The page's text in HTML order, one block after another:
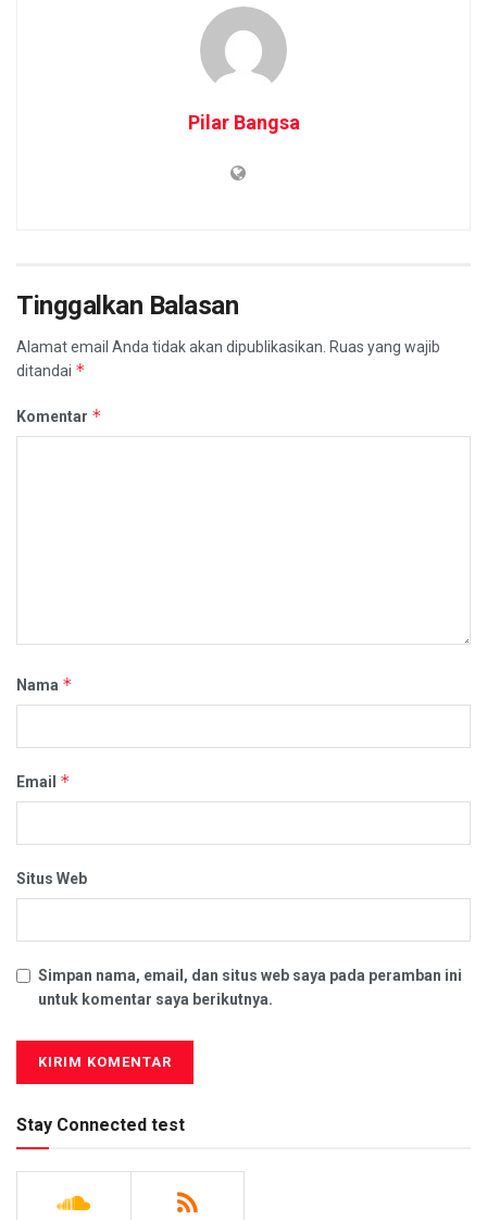
Pilar Bangsa
Tinggalkan Balasan
Alamat email Anda tidak akan dipublikasikan. Ruas yang wajib
ditandai *
Komentar *
Nama *
Email *
Situs Web
Simpan nama, email, dan situs web saya pada peramban ini
untuk komentar saya berikutnya.
Stay Connected test